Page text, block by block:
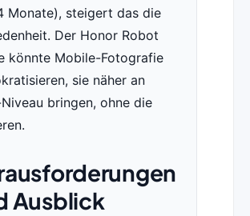
Monate), steigert das die
Der Honor Robot
könnte Mobile-Fotografie
sie näher an
bringen, ohne die
Ausblick